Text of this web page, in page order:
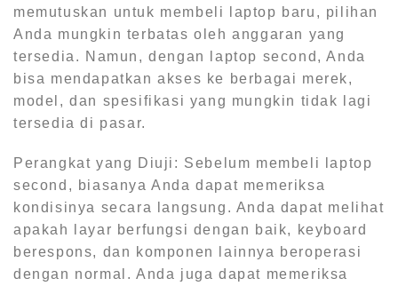
memutuskan untuk membeli laptop baru, pilihan
Anda mungkin terbatas oleh anggaran yang
tersedia. Namun, dengan laptop second, Anda
bisa mendapatkan akses ke berbagai merek,
model, dan spesifikasi yang mungkin tidak lagi
tersedia di pasar.
Perangkat yang Diuji: Sebelum membeli laptop
second, biasanya Anda dapat memeriksa
kondisinya secara langsung. Anda dapat melihat
apakah layar berfungsi dengan baik, keyboard
berespons, dan komponen lainnya beroperasi
dengan normal. Anda juga dapat memeriksa